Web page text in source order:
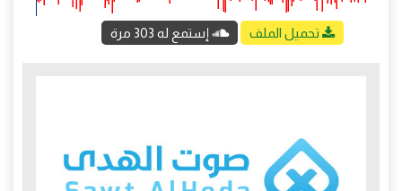
تحميل الملف إستمع له 303 مرة